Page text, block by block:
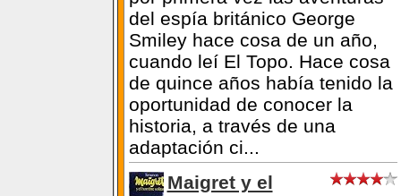
Smiley hace cosa de un año,
cuando leí El Topo. Hace cosa
de quince años había tenido la
oportunidad de conocer la
historia, a través de una
adaptación ci...
Maigret y el
hombre solitario